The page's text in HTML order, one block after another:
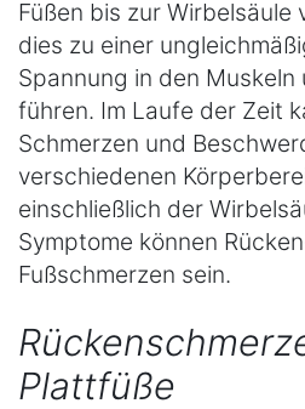
Füßen bis zur
dies zu einer
Spannung in den Muskeln
führen. Im Laufe der Zeit
Schmerzen und
verschiedenen
einschließlich der
Symptome können
Fußschmerzen sein.
Plattfüße